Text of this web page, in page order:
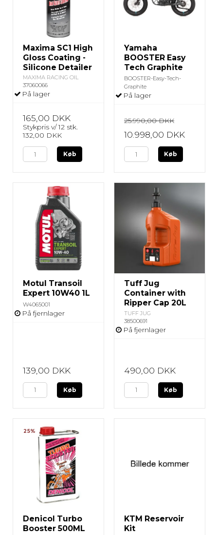
Maxima SC1 High
Gloss Coating -
Silicone Detailer
MAXIMA RACING OIL
37060066
På lager
165,00 DKK
Stykpris v/ 12 stk.
132,00 DKK
Køb
Yamaha
BOOSTER Easy
Tech Graphite
BOOSTER-Easy-Tech-
Graphite
På lager
25.990,00 DKK
10.998,00 DKK
Køb
Motul Transoil
Expert 10W40 1L
W4065001
På fjernlager
139,00 DKK
Køb
Tuff Jug
Container with
Ripper Cap 20L
TUFF JUG
38500691
På fjernlager
490,00 DKK
Køb
25%
Denicol Turbo
Booster 500ML
KTM Reservoir
Kit